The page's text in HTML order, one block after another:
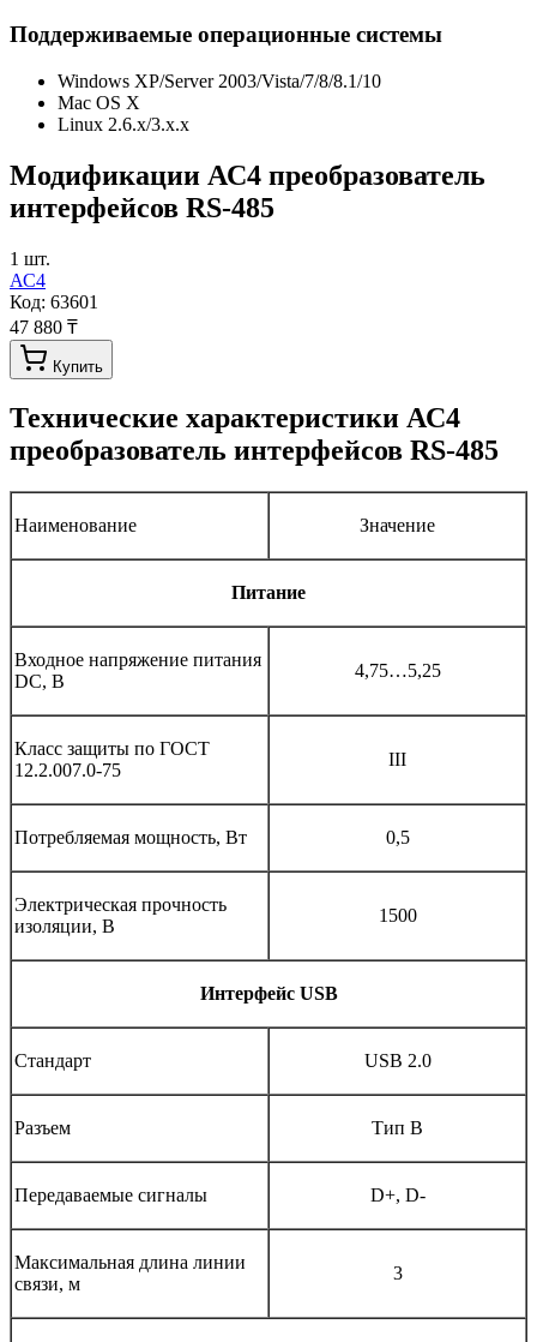
Поддерживаемые операционные системы
Windows XP/Server 2003/Vista/7/8/8.1/10
Mac OS X
Linux 2.6.x/3.x.x
Модификации АС4 преобразователь
интерфейсов RS-485
1 шт.
АС4
Код: 63601
47 880 ₸
Купить
Технические характеристики АС4
преобразователь интерфейсов RS-485
Наименование Значение
Питание
Входное напряжение питания
DC, В
4,75…5,25
Класс защиты по ГОСТ
12.2.007.0-75
III
Потребляемая мощность, Вт 0,5
Электрическая прочность
изоляции, В
1500
Интерфейс USB
Стандарт USB 2.0
Разъем Тип B
Передаваемые сигналы D+, D-
Максимальная длина линии
связи, м
3